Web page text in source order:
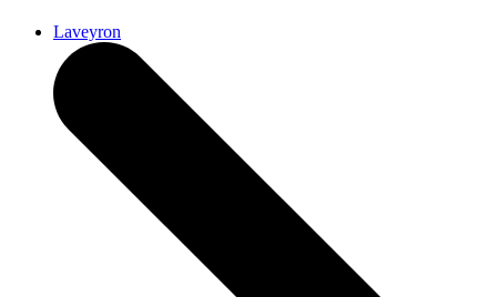
Laveyron